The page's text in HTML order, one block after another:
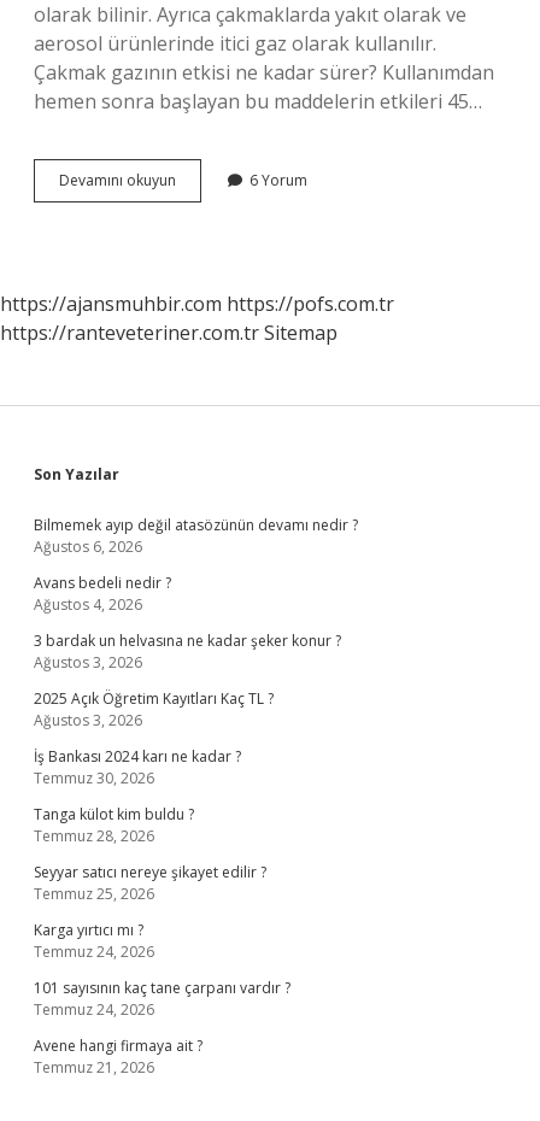
olarak bilinir. Ayrıca çakmaklarda yakıt olarak ve
aerosol ürünlerinde itici gaz olarak kullanılır.
Çakmak gazının etkisi ne kadar sürer? Kullanımdan
hemen sonra başlayan bu maddelerin etkileri 45…
Devamını okuyun Çakmak
Gazı
6 Yorum
https://ajansmuhbir.com https://pofs.com.tr
https://ranteveteriner.com.trSitemap
Sidebar
Son Yazılar
Bilmemek ayıp değil atasözünün devamı nedir ?
Ağustos 6, 2026
Avans bedeli nedir ?
Ağustos 4, 2026
3 bardak un helvasına ne kadar şeker konur ?
Ağustos 3, 2026
2025 Açık Öğretim Kayıtları Kaç TL ?
Ağustos 3, 2026
İş Bankası 2024 karı ne kadar ?
Temmuz 30, 2026
Tanga külot kim buldu ?
Temmuz 28, 2026
Seyyar satıcı nereye şikayet edilir ?
Temmuz 25, 2026
Karga yırtıcı mı ?
Temmuz 24, 2026
101 sayısının kaç tane çarpanı vardır ?
Temmuz 24, 2026
Avene hangi firmaya ait ?
Temmuz 21, 2026